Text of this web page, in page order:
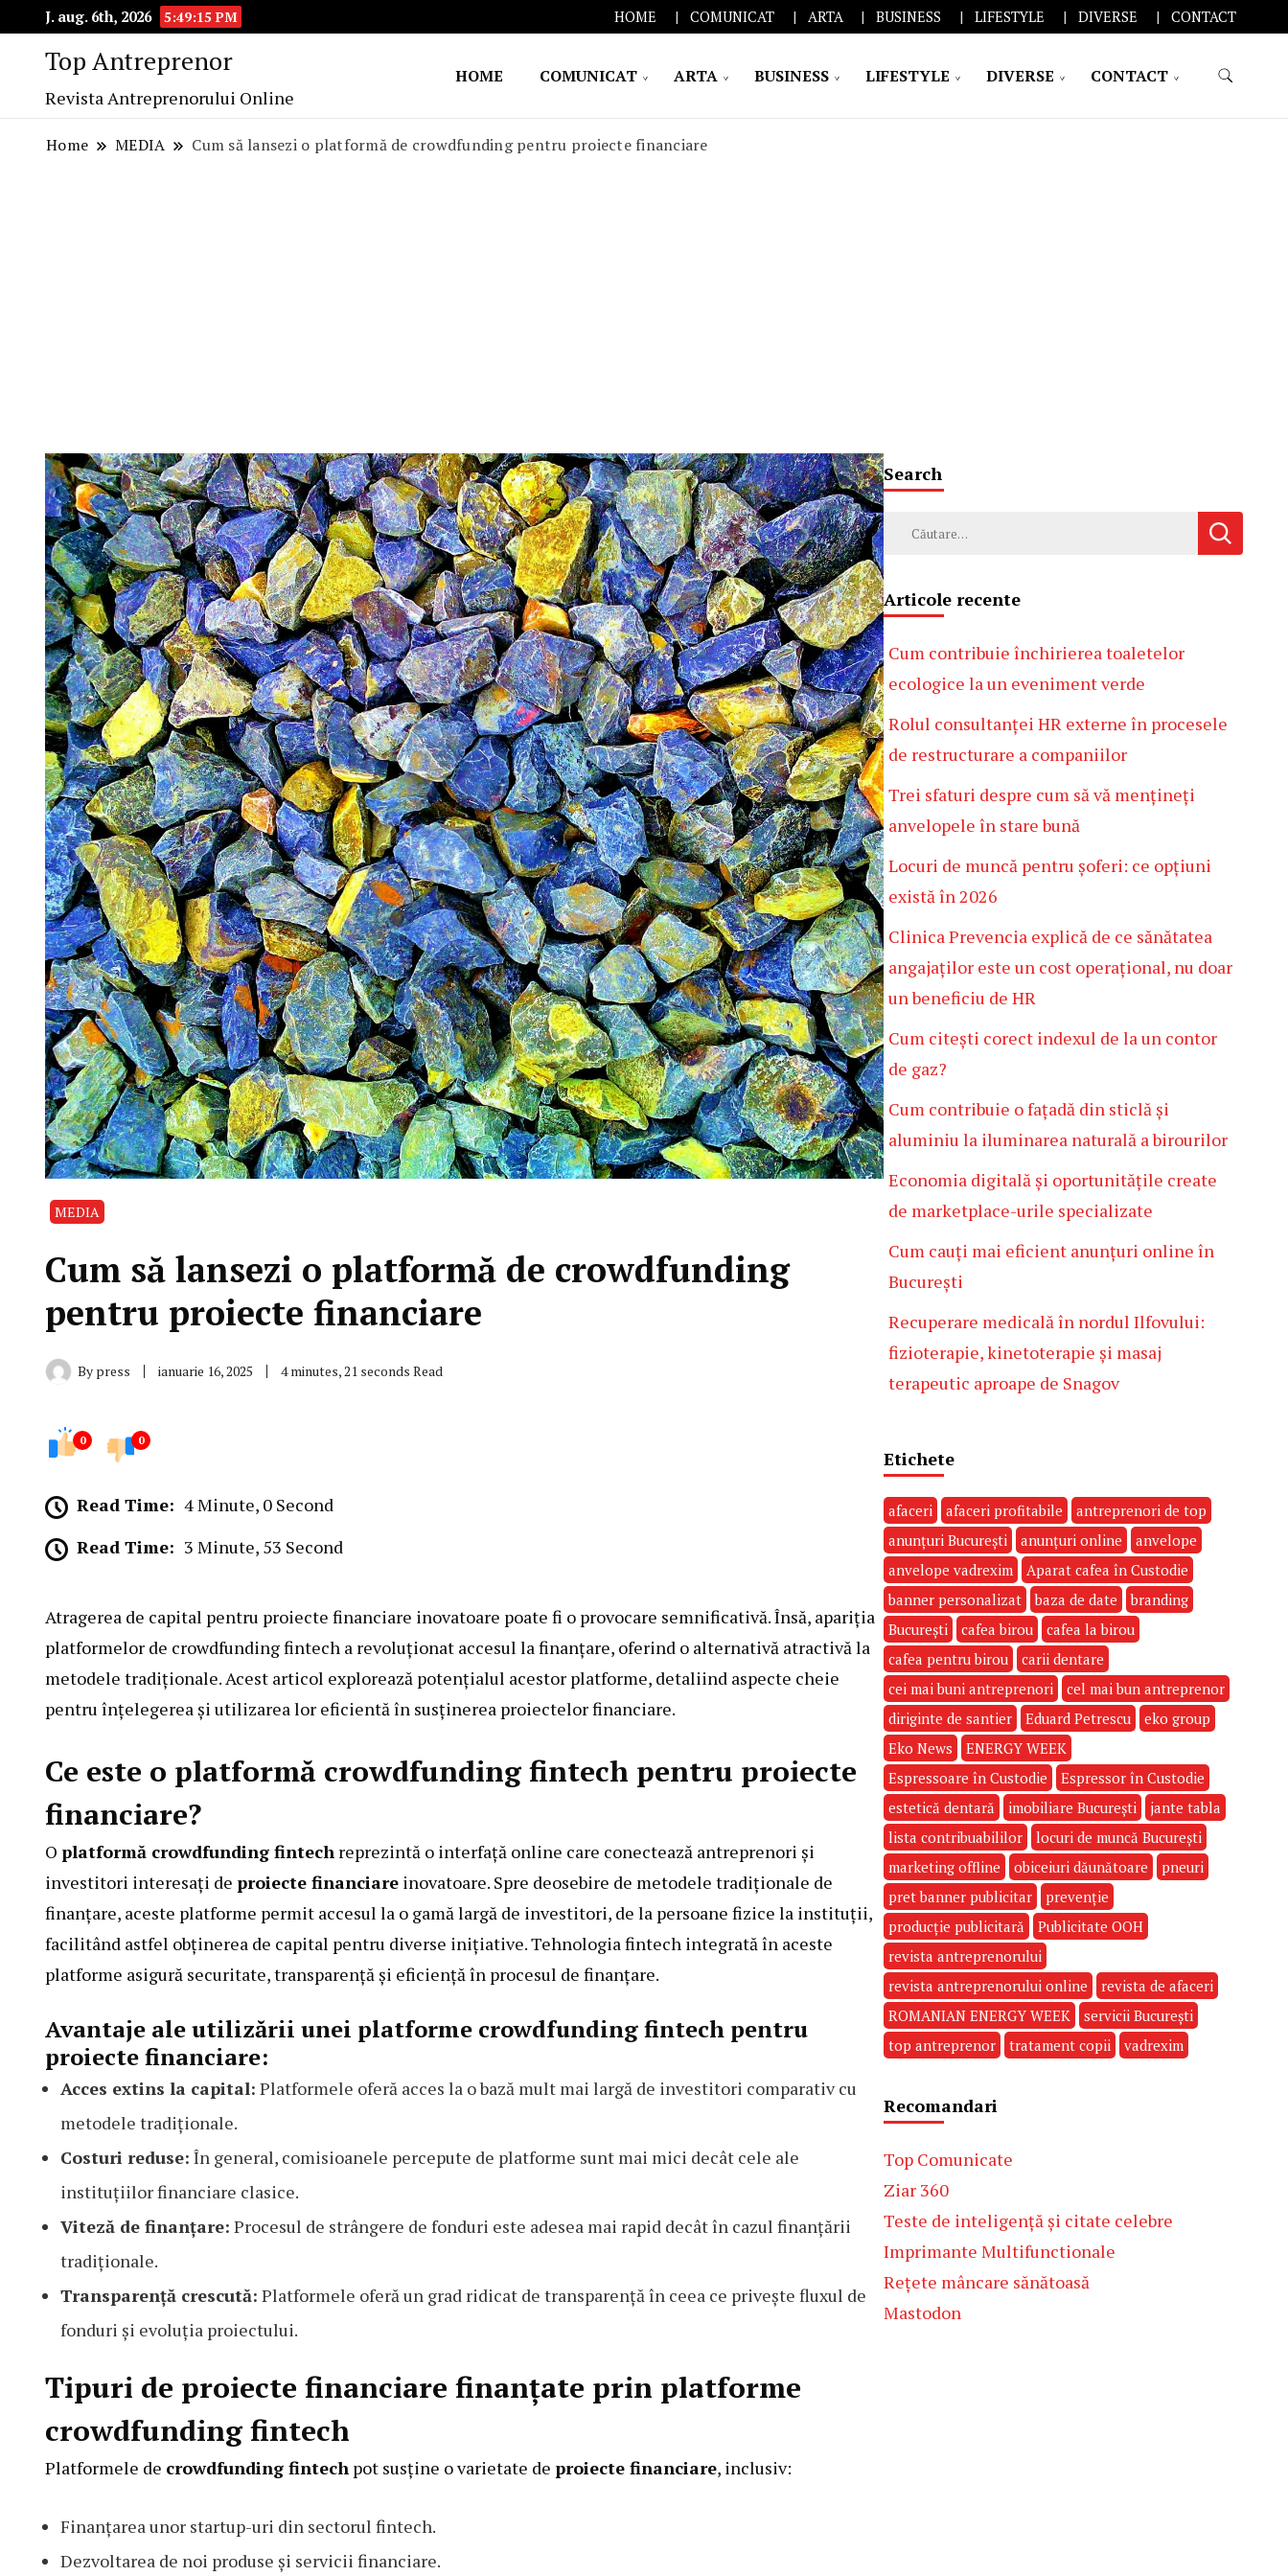
J. aug. 6th, 2026 5:49:16 PM HOME COMUNICAT ARTA BUSINESS LIFESTYLE DIVERSE CONTACT
Top Antreprenor
Revista Antreprenorului Online
HOME COMUNICAT ARTA BUSINESS LIFESTYLE DIVERSE CONTACT
Home MEDIA Cum să lansezi o platformă de crowdfunding pentru proiecte financiare
MEDIA
Cum să lansezi o platformă de crowdfunding
pentru proiecte financiare
By press ianuarie 16, 2025 4 minutes, 21 seconds Read
0 0
Read Time: 4 Minute, 0 Second
Read Time: 3 Minute, 53 Second
Atragerea de capital pentru proiecte financiare inovatoare poate fi o provocare semnificativă. Însă, apariția
platformelor de crowdfunding fintech a revoluționat accesul la finanțare, oferind o alternativă atractivă la
metodele tradiționale. Acest articol explorează potențialul acestor platforme, detaliind aspecte cheie
pentru înțelegerea și utilizarea lor eficientă în susținerea proiectelor financiare.
Ce este o platformă crowdfunding fintech pentru proiecte
financiare?
O platformă crowdfunding fintech reprezintă o interfață online care conectează antreprenori și
investitori interesați de proiecte financiare inovatoare. Spre deosebire de metodele tradiționale de
finanțare, aceste platforme permit accesul la o gamă largă de investitori, de la persoane fizice la instituții,
facilitând astfel obținerea de capital pentru diverse inițiative. Tehnologia fintech integrată în aceste
platforme asigură securitate, transparență și eficiență în procesul de finanțare.
Avantaje ale utilizării unei platforme crowdfunding fintech pentru
proiecte financiare:
Acces extins la capital: Platformele oferă acces la o bază mult mai largă de investitori comparativ cu
metodele tradiționale.
Costuri reduse: În general, comisioanele percepute de platforme sunt mai mici decât cele ale
instituțiilor financiare clasice.
Viteză de finanțare: Procesul de strângere de fonduri este adesea mai rapid decât în cazul finanțării
tradiționale.
Transparență crescută: Platformele oferă un grad ridicat de transparență în ceea ce privește fluxul de
fonduri și evoluția proiectului.
Tipuri de proiecte financiare finanțate prin platforme
crowdfunding fintech
Platformele de crowdfunding fintech pot susține o varietate de proiecte financiare, inclusiv:
Finanțarea unor startup-uri din sectorul fintech.
Dezvoltarea de noi produse și servicii financiare.
Search
Caută
după:
Articole recente
Cum contribuie închirierea toaletelor
ecologice la un eveniment verde
Rolul consultanței HR externe în procesele
de restructurare a companiilor
Trei sfaturi despre cum să vă mențineți
anvelopele în stare bună
Locuri de muncă pentru șoferi: ce opțiuni
există în 2026
Clinica Prevencia explică de ce sănătatea
angajaților este un cost operațional, nu doar
un beneficiu de HR
Cum citești corect indexul de la un contor
de gaz?
Cum contribuie o fațadă din sticlă și
aluminiu la iluminarea naturală a birourilor
Economia digitală și oportunitățile create
de marketplace-urile specializate
Cum cauți mai eficient anunțuri online în
București
Recuperare medicală în nordul Ilfovului:
fizioterapie, kinetoterapie și masaj
terapeutic aproape de Snagov
Etichete
afaceri afaceri profitabile
antreprenori de top
anunțuri București
anunțuri online
anvelope
anvelope vadrexim
Aparat cafea în Custodie
banner personalizat
baza de date
branding
București
cafea birou
cafea la birou
cafea pentru birou
carii dentare
cei mai buni antreprenori
cel mai bun antreprenor
diriginte de santier
Eduard Petrescu
eko group
Eko News
ENERGY WEEK
Espressoare în Custodie
Espressor în Custodie
estetică dentară
imobiliare București
jante tabla
lista contribuabililor
locuri de muncă București
marketing offline
obiceiuri dăunătoare
pneuri
pret banner publicitar
prevenție
producție publicitară
Publicitate OOH
revista antreprenorului
revista antreprenorului online
revista de afaceri
ROMANIAN ENERGY WEEK
servicii București
top antreprenor
tratament copii vadrexim
Recomandari
Top Comunicate
Ziar 360
Teste de inteligență și citate celebre
Imprimante Multifunctionale
Rețete mâncare sănătoasă
Mastodon